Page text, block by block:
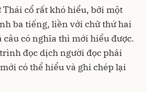
Thái cổ rất khó hiểu, bởi một
ba tiếng, liền với chữ thứ hai
câu có nghĩa thì mới hiểu được.
đọc dịch người đọc phải
có thể hiểu và ghi chép lại